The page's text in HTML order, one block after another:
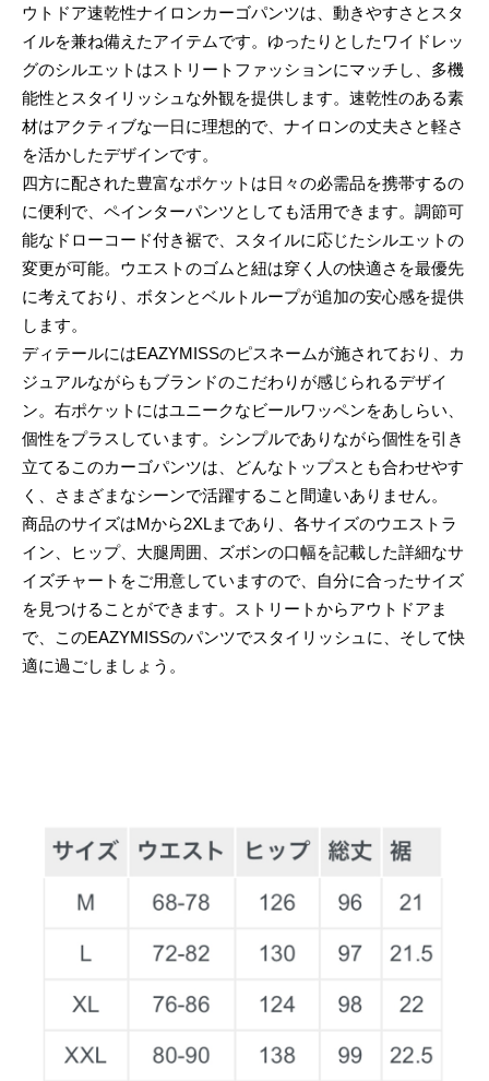
ウトドア速乾性ナイロンカーゴパンツは、動きやすさとスタ
イルを兼ね備えたアイテムです。ゆったりとしたワイドレッ
グのシルエットはストリートファッションにマッチし、多機
能性とスタイリッシュな外観を提供します。速乾性のある素
材はアクティブな一日に理想的で、ナイロンの丈夫さと軽さ
を活かしたデザインです。
四方に配された豊富なポケットは日々の必需品を携帯するの
に便利で、ペインターパンツとしても活用できます。調節可
能なドローコード付き裾で、スタイルに応じたシルエットの
変更が可能。ウエストのゴムと紐は穿く人の快適さを最優先
に考えており、ボタンとベルトループが追加の安心感を提供
します。
ディテールにはEAZYMISSのピスネームが施されており、カ
ジュアルながらもブランドのこだわりが感じられるデザイ
ン。右ポケットにはユニークなビールワッペンをあしらい、
個性をプラスしています。シンプルでありながら個性を引き
立てるこのカーゴパンツは、どんなトップスとも合わせやす
く、さまざまなシーンで活躍すること間違いありません。
商品のサイズはMから2XLまであり、各サイズのウエストラ
イン、ヒップ、大腿周囲、ズボンの口幅を記載した詳細なサ
イズチャートをご用意していますので、自分に合ったサイズ
を見つけることができます。ストリートからアウトドアま
で、このEAZYMISSのパンツでスタイリッシュに、そして快
適に過ごしましょう。